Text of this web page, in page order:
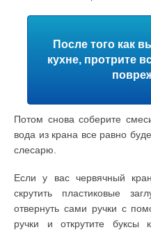
После того как
кухне, протрите
Потом снова соберите
вода из крана все равно
слесарю.
Если у вас червячный
скрутить пластиковые
отвернуть сами ручки с
ручки и открутите